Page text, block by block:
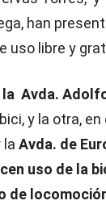
han
uso libre y
Avda.
y la otra, en
la Avda. de
uso de la
de